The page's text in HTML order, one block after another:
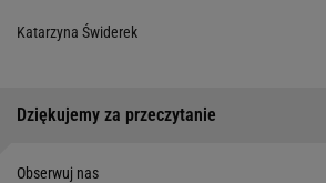
Katarzyna Świderek
Dziękujemy za przeczytanie
Obserwuj nas